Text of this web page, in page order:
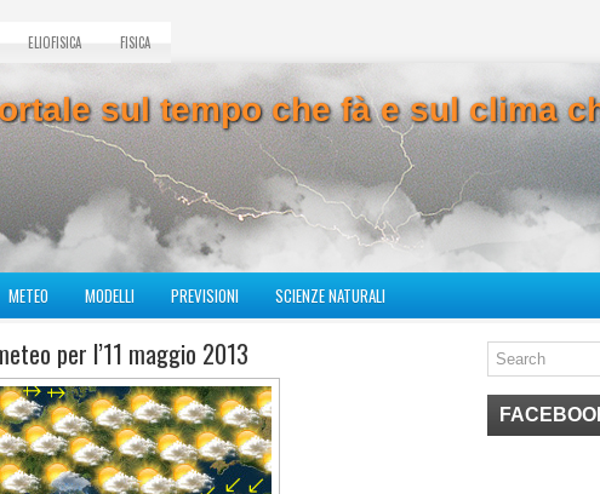
ELIOFISICA FISICA
sul tempo che fà e sul clima
METEO MODELLI PREVISIONI SCIENZE NATURALI
per l’11 maggio 2013